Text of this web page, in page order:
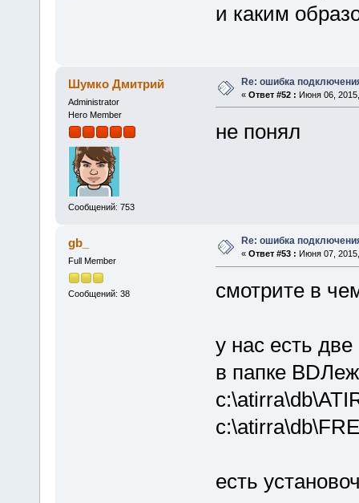
и каким
Шумко Дмитрий
Administrator
Hero Member
Сообщений: 753
Re: ошибка
« Ответ #52 : Июня 06,
не понял
gb_
Full Member
Сообщений: 38
Re: ошибка
« Ответ #53 : Июня 07,
смотрите в
у нас есть
в папке
есть